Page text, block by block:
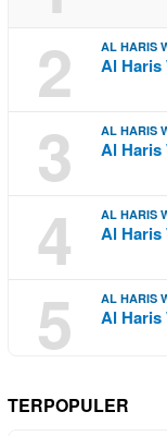
2
AL HARIS
Al Haris
3 AL HARIS
Al Haris
4 AL HARIS
Al Haris
5 AL HARIS
Al Haris
TERPOPULER